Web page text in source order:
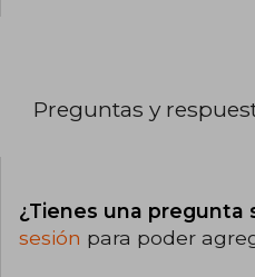
Preguntas y
¿Tienes una pregunta
sesión para poder